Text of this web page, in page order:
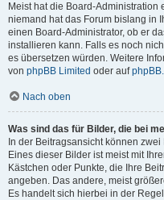
Meist hat die Board-
niemand hat das Forum bislang in
einen Board-Administrator, ob er
installieren kann. Falls es noch
es übersetzen würden. Weitere
von phpBB Limited oder auf
Nach oben
Was sind das für Bilder, die bei
In der Beitragsansicht können
Eines dieser Bilder ist meist mit
Kästchen oder Punkte, die Ihre
angeben. Das andere, meist
Es handelt sich hierbei in der